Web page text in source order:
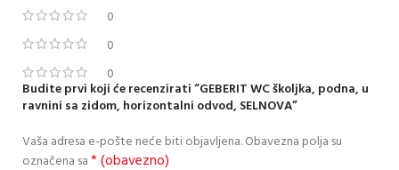
0
0
0
Budite prvi koji će recenzirati “GEBERIT WC školjka, podna, u
ravnini sa zidom, horizontalni odvod, SELNOVA”
Vaša adresa e-pošte neće biti objavljena.Obavezna polja su
označena sa* (obavezno)